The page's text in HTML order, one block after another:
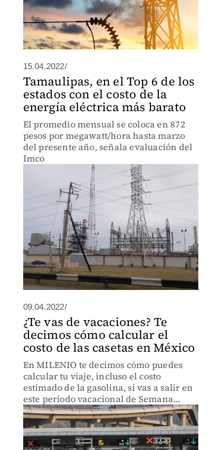
15.04.2022/
Tamaulipas, en el Top 6 de los
estados con el costo de la
energía eléctrica más barato
El promedio mensual se coloca en 872
pesos por megawatt/hora hasta marzo
del presente año, señala evaluación del
Imco
09.04.2022/
¿Te vas de vacaciones? Te
decimos cómo calcular el
costo de las casetas en México
En MILENIO te decimos cómo puedes
calcular tu viaje, incluso el costo
estimado de la gasolina, si vas a salir en
este periodo vacacional de Semana
Santa.